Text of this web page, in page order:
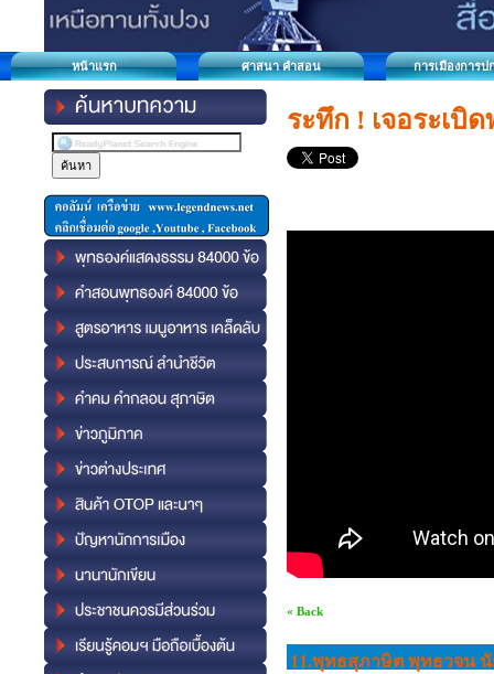
หน้าแรก ศาสนา คำสอน การเมืองการป
ระทึก ! เจอระเ
« Back
11.พุทธสุภาษิต พุทธวจน